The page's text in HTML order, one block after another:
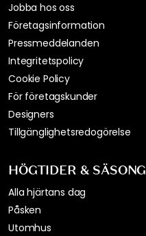
Jobba hos oss
Företagsinformation
Pressmeddelanden
Integritetspolicy
Cookie Policy
För företagskunder
Designers
Tillgänglighetsredogörelse
HÖGTIDER & SÄSONG
Alla hjärtans dag
Påsken
Utomhus